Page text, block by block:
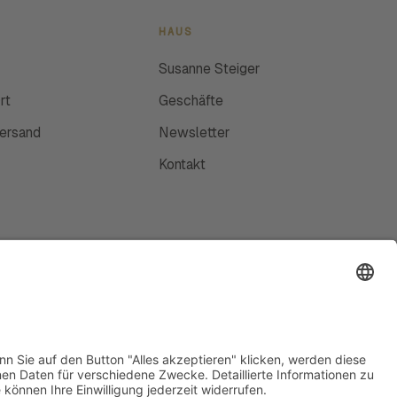
HAUS
Susanne Steiger
Geschäfte
Newsletter
Kontakt